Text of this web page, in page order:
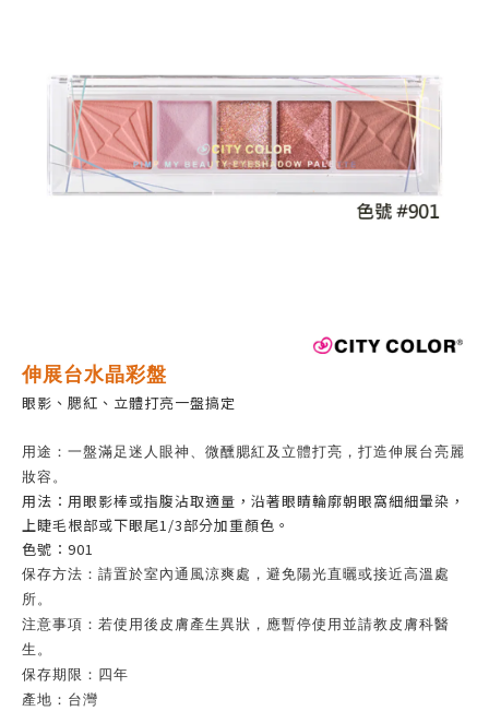
伸展台水晶彩盤
眼影、腮紅、立體打亮一盤搞定
用途：一盤滿足迷人眼神、微醺腮紅及立體打亮，打造伸展台亮麗
妝容。
用法：用眼影棒或指腹沾取適量，沿著眼睛輪廓朝眼窩細細暈染，
上睫毛根部或下眼尾1/3部分加重顏色。
色號：901
保存方法：請置於室內通風涼爽處，避免陽光直曬或接近高溫處
所。
注意事項：若使用後皮膚產生異狀，應暫停使用並請教皮膚科醫
生。
保存期限：四年
產地：台灣